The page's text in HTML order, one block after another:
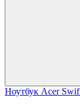
Ноутбук Acer